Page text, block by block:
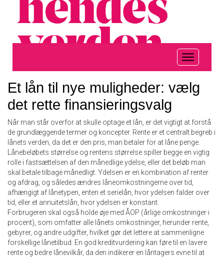
Et lån til nye muligheder: vælg
det rette finansieringsvalg
Når man står overfor at skulle optage et lån, er det vigtigt at forstå
de grundlæggende termer og koncepter. Rente er et centralt begreb i
lånets verden, da det er den pris, man betaler for at låne penge.
Lånebeløbets størrelse og rentens størrelse spiller begge en vigtig
rolle i fastsættelsen af den månedlige ydelse, eller det beløb man
skal betale tilbage månedligt. Ydelsen er en kombination af renter
og afdrag, og således ændres låneomkostningerne over tid,
afhængigt af lånetypen, enten et serielån, hvor ydelsen falder over
tid, eller et annuitetslån, hvor ydelsen er konstant.
Forbrugeren skal også holde øje med ÅOP (årlige omkostninger i
procent), som omfatter alle lånets omkostninger, herunder rente,
gebyrer, og andre udgifter, hvilket gør det lettere at sammenligne
forskellige lånetilbud. En god kreditvurdering kan føre til en lavere
rente og bedre lånevilkår, da den indikerer en låntagers evne til at